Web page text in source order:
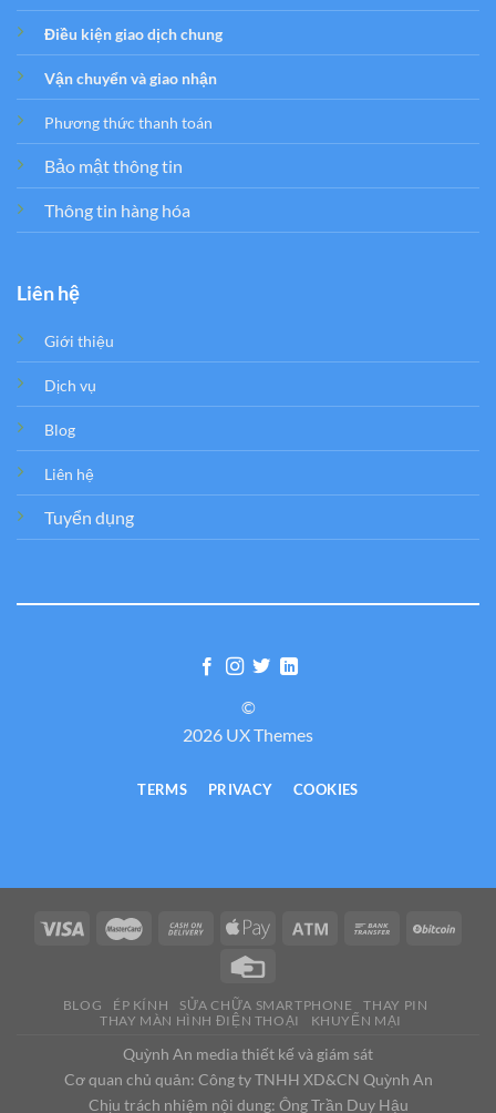
Điều kiện giao dịch chung
Vận chuyển và giao nhận
Phương thức thanh toán
Bảo mật thông tin
Thông tin hàng hóa
Liên hệ
Giới thiệu
Dịch vụ
Blog
Liên hệ
Tuyển dụng
©
2026 UX Themes
TERMS PRIVACY COOKIES
BLOG ÉP KÍNH SỬA CHỮA SMARTPHONE
THAY PIN
THAY MÀN HÌNH ĐIỆN THOẠI
KHUYẾN MẠI
Quỳnh An media thiết kế và giám sát
Cơ quan chủ quản: Công ty TNHH XD&CN Quỳnh An
Chịu trách nhiệm nội dung: Ông Trần Duy Hậu